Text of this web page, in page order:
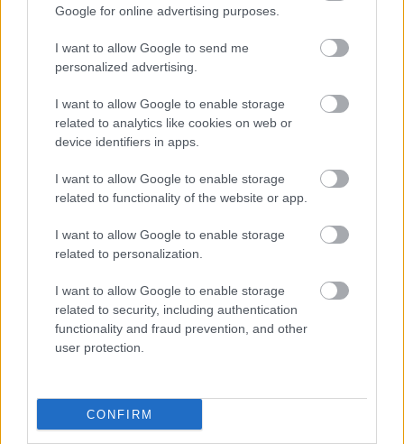
Google for online advertising purposes.
I want to allow Google to send me
personalized advertising.
I want to allow Google to enable storage
related to analytics like cookies on web or
device identifiers in apps.
I want to allow Google to enable storage
related to functionality of the website or app.
I want to allow Google to enable storage
related to personalization.
I want to allow Google to enable storage
related to security, including authentication
functionality and fraud prevention, and other
user protection.
CONFIRM
műemlékfelújítás műemlék
Történelmi táj, amelynek minden köve mesél –
megújul a tatai Angolkert
műemlékek, köztük a különleges Műromok, valamint a közeli
Várkanyarban álló Nepomuki Szent János híd és szobor is.
M1 bővítés: már zajlik a teljesen új
Bicske Kelet csomópont építése
csomópont épül Angyalföldön